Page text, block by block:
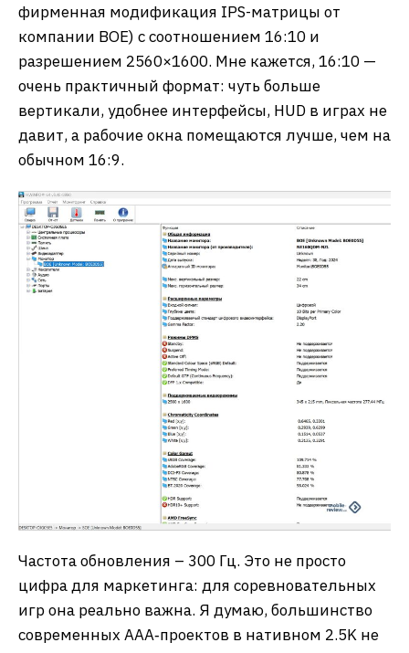
фирменная модификация IPS-матрицы от
компании BOE) с соотношением 16:10 и
разрешением 2560×1600. Мне кажется, 16:10 —
очень практичный формат: чуть больше
вертикали, удобнее интерфейсы, HUD в играх не
давит, а рабочие окна помещаются лучше, чем на
обычном 16:9.
Частота обновления – 300 Гц. Это не просто
цифра для маркетинга: для соревновательных
игр она реально важна. Я думаю, большинство
современных AAA‑проектов в нативном 2.5K не